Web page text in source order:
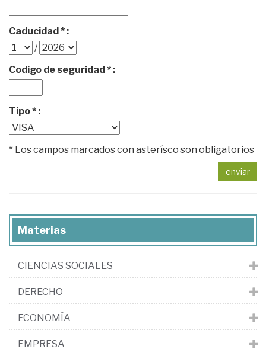
Caducidad * :
/
Codigo de seguridad * :
Tipo * :
* Los campos marcados con asterísco son obligatorios
enviar
Materias
CIENCIAS SOCIALES
DERECHO
ECONOMÍA
EMPRESA